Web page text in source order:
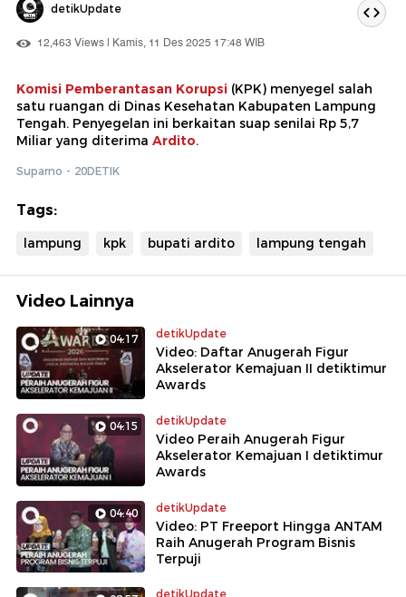
detikUpdate
12,463 Views | Kamis, 11 Des 2025 17:48 WIB
Komisi Pemberantasan Korupsi (KPK) menyegel salah
satu ruangan di Dinas Kesehatan Kabupaten Lampung
Tengah. Penyegelan ini berkaitan suap senilai Rp 5,7
Miliar yang diterima Ardito.
Suparno - 20DETIK
Tags:
lampung kpk bupati ardito lampung tengah
Video Lainnya
04:17 detikUpdate
Video: Daftar Anugerah Figur
Akselerator Kemajuan II detiktimur
Awards
04:15 detikUpdate
Video Peraih Anugerah Figur
Akselerator Kemajuan I detiktimur
Awards
04:40 detikUpdate
Video: PT Freeport Hingga ANTAM
Raih Anugerah Program Bisnis
Terpuji
detikUpdate